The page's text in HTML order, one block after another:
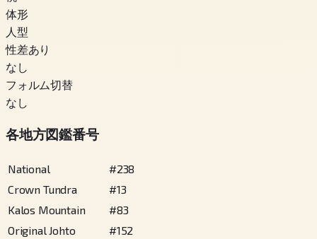
体形
人型
性差あり
なし
フォルム切替
なし
各地方図鑑番号
National #238
Crown Tundra
#13
Kalos Mountain
#83
Original Johto
#152